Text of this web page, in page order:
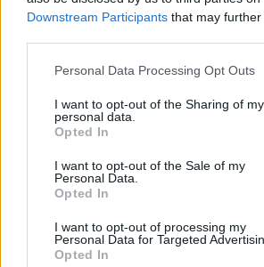
Downstream Participants that may
Personal Data Processing Opt Outs
I want to opt-out of the Sharing of my
personal data.
Opted In
I want to opt-out of the Sale of my
Personal Data.
Opted In
I want to opt-out of processing my
Personal Data for Targeted
Opted In
Telefon:
4756005
Weboldal:
Bemutatkozás: Magas színvonalú
bútorok, szőnyegek, üveg, porcelán és
gyűjtemények árverezése. Ingyenes
a tárgyfelvétel folyamatos.
GALÉRIA TOVÁBBI MŰTÁRGYAI